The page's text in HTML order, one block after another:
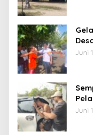
Juni
Juni